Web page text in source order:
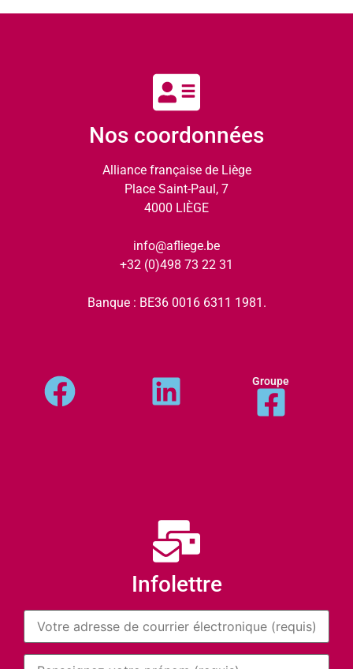
Nos coordonnées
Alliance française de Liège
Place Saint-Paul, 7
4000 LIÈGE
info@afliege.be
+32 (0)498 73 22 31
Banque : BE36 0016 6311 1981.
Groupe
Infolettre